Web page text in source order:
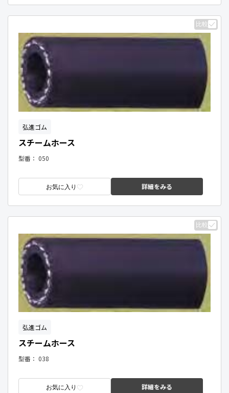
比較
弘進ゴム
スチームホース
型番： 050
お気に入り 詳細をみる
比較
弘進ゴム
スチームホース
型番： 038
お気に入り 詳細をみる